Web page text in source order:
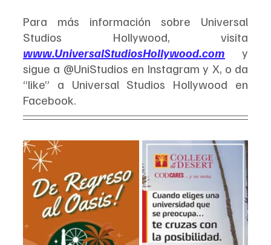
Para más información sobre Universal
www.UniversalStudiosHollywood.com y
sigue a @UniStudios en Instagram y X, o da
“like” a Universal Studios Hollywood en
Facebook.